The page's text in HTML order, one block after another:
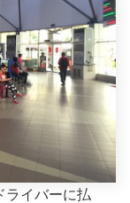
ライバーに払